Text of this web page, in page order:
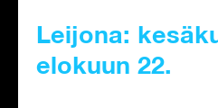
Leijona:
elokuun 22.